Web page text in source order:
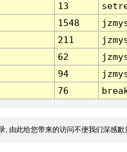
13
1548
211
62
94
76
, 由此给您带来的访问不便我们深感歉